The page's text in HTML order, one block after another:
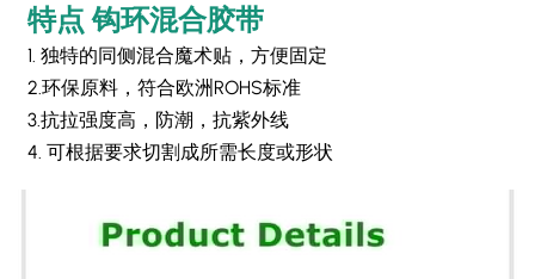
特点 钩环混合胶带
1. 独特的同侧混合魔术贴，方便固定
2.环保原料，符合欧洲ROHS标准
3.抗拉强度高，防潮，抗紫外线
4. 可根据要求切割成所需长度或形状